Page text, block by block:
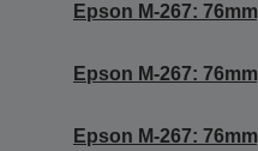
Epson M-267:
Epson M-267:
Epson M-267: